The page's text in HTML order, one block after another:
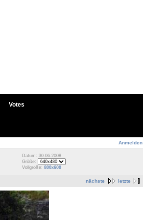
Votes
Anmelden
Datum: 30.06.2008
Größe:
Vollgröße: 800x600
nächste letzte